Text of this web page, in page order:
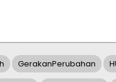
GerakanPerubahan